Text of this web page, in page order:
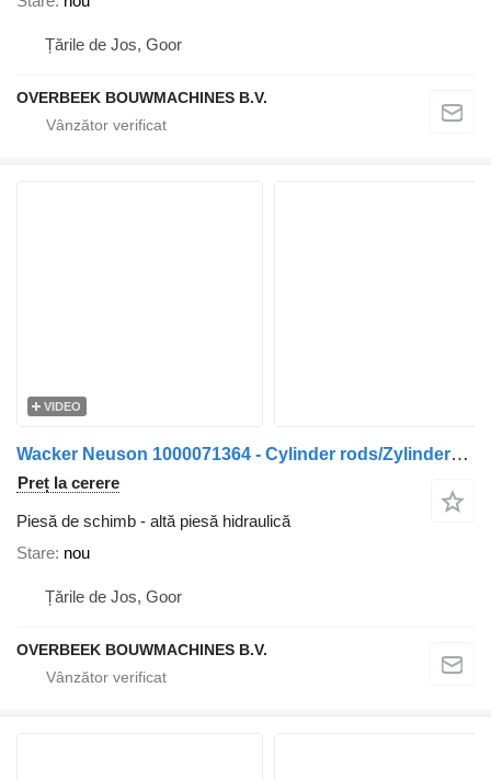
Țările de Jos, Goor
OVERBEEK BOUWMACHINES B.V.
VIDEO
Wacker Neuson 1000071364 - Cylinder rods/Zylinderstangen
Preț la cerere
Piesă de schimb - altă piesă hidraulică
Stare nou
Țările de Jos, Goor
OVERBEEK BOUWMACHINES B.V.